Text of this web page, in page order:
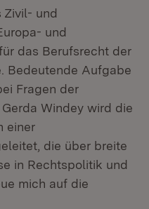
Zivil- und
und
das Berufsrecht der
Bedeutende Aufgabe
Fragen der
Windey wird die
einer
die über breite
in Rechtspolitik und
mich auf die